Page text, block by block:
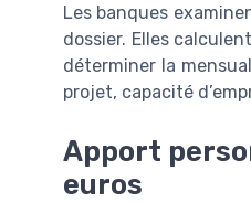
Les banques
dossier. Elles
déterminer la
projet, capacité
Apport
euros